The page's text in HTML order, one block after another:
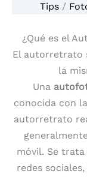
Tips /
¿Qué es el
El autorretrato
la
Una
conocida con
autorretrato
móvil.​ Se
redes